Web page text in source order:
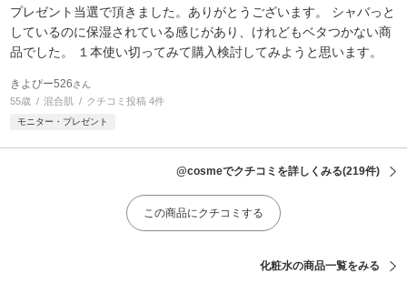
プレゼント当選で頂きました。ありがとうございます。 シャバっと
しているのに保湿されている感じがあり、けれどもベタつかない商
品でした。 １本使い切ってみて購入検討してみようと思います。
きよぴー526さん
55歳 混合肌 クチコミ投稿 4件
モニター・プレゼント
@cosmeでクチコミを詳しくみる(219件)
この商品にクチコミする
化粧水の商品一覧をみる